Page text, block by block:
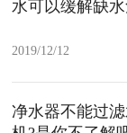
水可以缓解缺水
2019/12/12
净水器不能过